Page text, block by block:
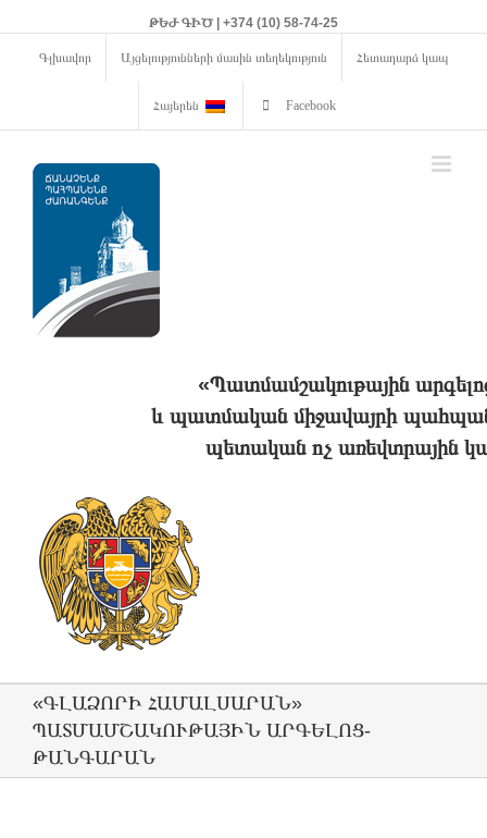
ԹԵԺ ԳԻԾ | +374 (10) 58-74-25
Գլխավոր Այցելությունների մասին տեղեկություն Հետադարձ կապ
Հայերեն Facebook
«Պատմամշակութային
և պատմական միջավայրի
պետական ոչ առեվտրային
«ԳԼԱՁՈՐԻ ՀԱՄԱԼՍԱՐԱՆ»
ՊԱՏՄԱՄՇԱԿՈՒԹԱՅԻՆ ԱՐԳԵԼՈՑ-
ԹԱՆԳԱՐԱՆ